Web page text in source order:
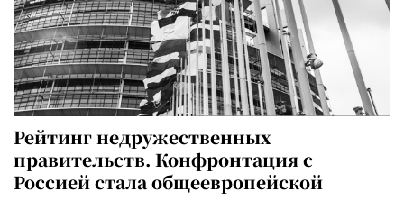
Рейтинг недружественных
правительств. Конфронтация с
Россией стала общеевропейской